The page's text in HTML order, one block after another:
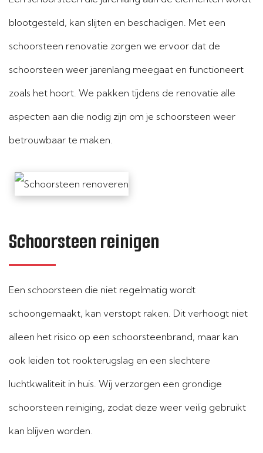
blootgesteld, kan slijten en beschadigen. Met een
schoorsteen renovatie zorgen we ervoor dat de
schoorsteen weer jarenlang meegaat en functioneert
zoals het hoort. We pakken tijdens de renovatie alle
aspecten aan die nodig zijn om je schoorsteen weer
betrouwbaar te maken.
Schoorsteen reinigen
Een schoorsteen die niet regelmatig wordt
schoongemaakt, kan verstopt raken. Dit verhoogt niet
alleen het risico op een schoorsteenbrand, maar kan
ook leiden tot rookterugslag en een slechtere
luchtkwaliteit in huis. Wij verzorgen een grondige
schoorsteen reiniging, zodat deze weer veilig gebruikt
kan blijven worden.